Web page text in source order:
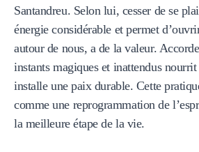
Santandreu. Selon lui, cesser de se
énergie considérable et permet
autour de nous, a de la valeur.
instants magiques et inattendus
installe une paix durable. Cette
comme une reprogrammation de
la meilleure étape de la vie.